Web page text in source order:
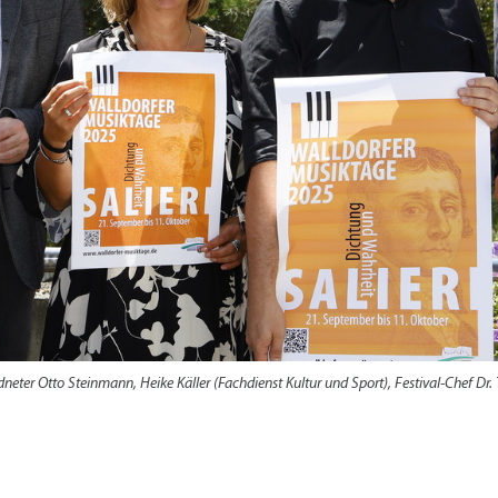
Veranstaltungskalender
Veranstaltungskalender
Veranstaltungskalender
+
Förderprogramme Mobilität
Veranstaltungskalender
Veranstaltungskalender
Otto Steinmann, Heike Käller (Fachdienst Kultur und Sport), Festival-Chef